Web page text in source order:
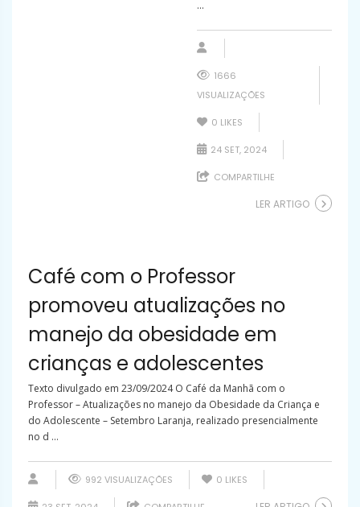
...
1666
VISUALIZAÇÕES
0 LIKES
24 SET, 2024
COMPARTILHE
LER ARTIGO
Café com o Professor
promoveu atualizações no
manejo da obesidade em
crianças e adolescentes
Texto divulgado em 23/09/2024 O Café da Manhã com o
Professor – Atualizações no manejo da Obesidade da Criança e
do Adolescente – Setembro Laranja, realizado presencialmente
no d ...
992 VISUALIZAÇÕES 0 LIKES